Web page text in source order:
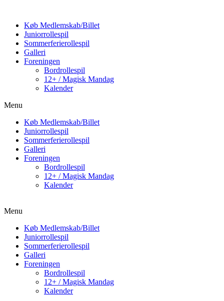
Køb Medlemskab/Billet
Juniorrollespil
Sommerferierollespil
Galleri
Foreningen
Bordrollespil
12+ / Magisk Mandag
Kalender
Menu
Køb Medlemskab/Billet
Juniorrollespil
Sommerferierollespil
Galleri
Foreningen
Bordrollespil
12+ / Magisk Mandag
Kalender
Menu
Køb Medlemskab/Billet
Juniorrollespil
Sommerferierollespil
Galleri
Foreningen
Bordrollespil
12+ / Magisk Mandag
Kalender